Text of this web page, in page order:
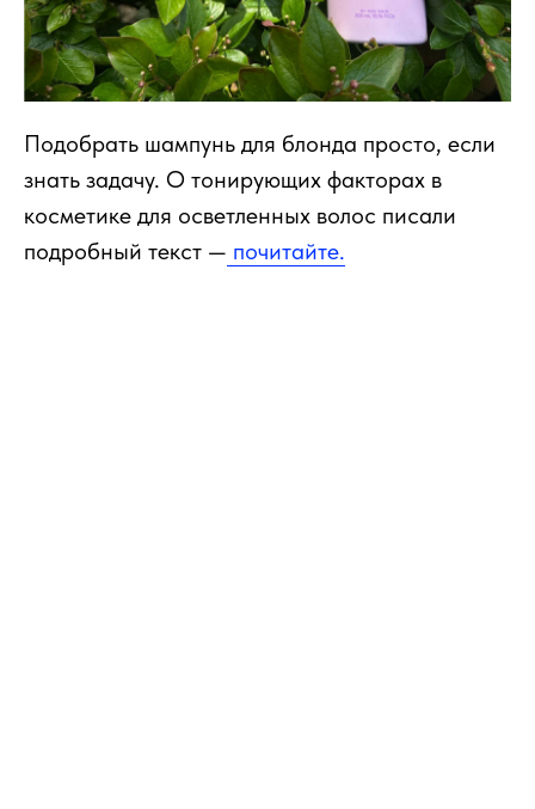
Подобрать шампунь для блонда просто, если
знать задачу. О тонирующих факторах в
косметике для осветленных волос писали
подробный текст — почитайте.